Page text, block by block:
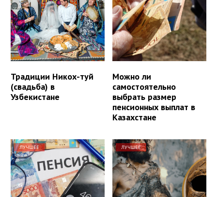
Традиции Никох-туй
(свадьба) в
Узбекистане
Можно ли
самостоятельно
выбрать размер
пенсионных выплат в
Казахстане
ЛУЧШЕЕ ЛУЧШЕЕ